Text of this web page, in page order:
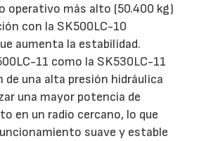
operativo más alto (50.400 kg)
con la SK500LC-10
aumenta la estabilidad.
11 como la SK530LC-11
de una alta presión hidráulica
una mayor potencia de
en un radio cercano, lo que
suave y estable